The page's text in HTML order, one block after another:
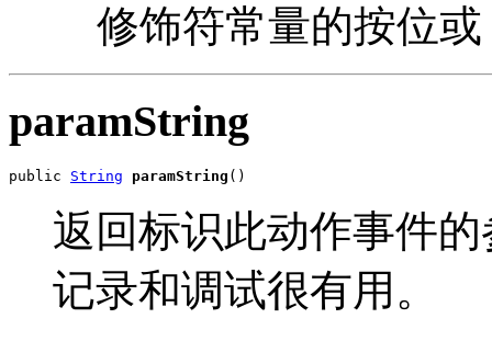
修饰符常量的按位或
paramString
public String paramString ()
返回标识此动作事件
记录和调试很有用。